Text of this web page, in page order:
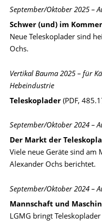
September/Oktober 2025 –
Schwer (und) im
Neue Teleskoplader sind
Ochs.
Vertikal Bauma 2025 – für
Hebeindustrie
Teleskoplader (PDF,
September/Oktober 2024 –
Der Markt der
Viele neue Geräte sind am
Alexander Ochs berichtet.
September/Oktober 2024 –
Mannschaft und
LGMG bringt